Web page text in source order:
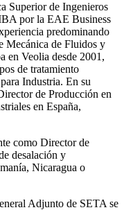
Superior de Ingenieros
por la EAE Business
predominando
Mecánica de Fluidos y
en Veolia desde 2001,
de tratamiento
Industria. En su
de Producción en
en España,
como Director de
desalación y
Nicaragua o
Adjunto de SETA se